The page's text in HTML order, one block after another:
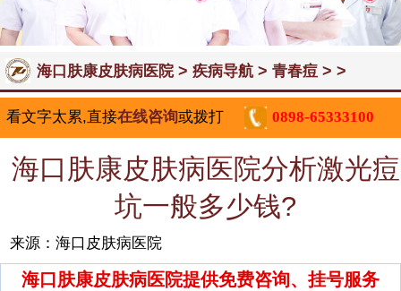
海口肤康皮肤病医院> 疾病导航> 青春痘> >
看文字太累,直接在线咨询或拨打 0898-65333100
海口肤康皮肤病医院分析激光痘
坑一般多少钱?
来源：海口皮肤病医院
海口肤康皮肤病医院提供免费咨询、挂号服务